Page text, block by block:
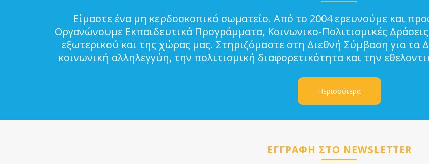
Είμαστε ένα μη κερδοσκοπικό σωματείο. Από το 2004 ερευνούμε και
Οργανώνουμε Εκπαιδευτικά Προγράμματα, Κοινωνικο-Πολιτισμικές
εξωτερικού και της χώρας μας. Στηριζόμαστε στη Διεθνή Σύμβαση για
κοινωνική αλληλεγγύη, την πολιτισμική διαφορετικότητα και την
Περισσότερα
ΕΓΓΡΑΦΗ ΣΤΟ NEWSLETTER